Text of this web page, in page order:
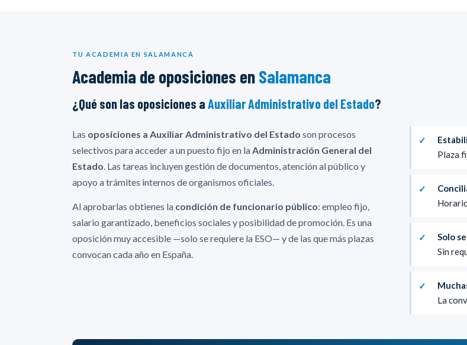
TU ACADEMIA EN SALAMANCA
Academia de oposiciones enSalamanca
¿Qué son las oposiciones aAuxiliar Administrativo del Estado?
Las oposiciones a Auxiliar Administrativo del Estado son procesos
selectivos para acceder a un puesto fijo en laAdministración General del
Estado. Las tareas incluyen gestión de documentos, atención al público y
apoyo a trámites internos de organismos oficiales.
Al aprobarlas obtienes la condición de funcionario público: empleo fijo,
salario garantizado, beneficios sociales y posibilidad de promoción. Es una
oposición muy accesible —solo se requiere la ESO— y de las que más plazas
convocan cada año en España.
Plaza
Solo
Sin
La